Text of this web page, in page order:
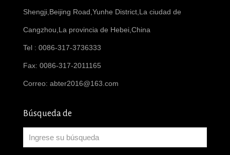
Shengji,Beijing Road,Yunhe District,La ciudad de
Cangzhou,La provincia de Hebei,China
Tel : 0086-317-3736333
Fax: 0086-317-2011165
Correo: abter2016@163.com
Búsqueda de